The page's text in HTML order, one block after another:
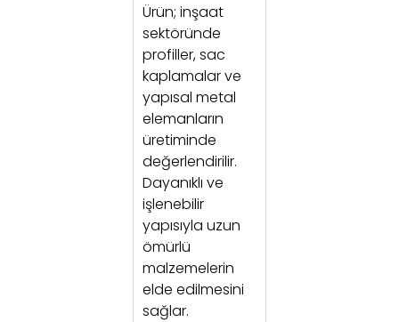
Ürün; inşaat
sektöründe
profiller, sac
kaplamalar ve
yapısal metal
elemanların
üretiminde
değerlendirilir.
Dayanıklı ve
işlenebilir
yapısıyla uzun
ömürlü
malzemelerin
elde edilmesini
sağlar.